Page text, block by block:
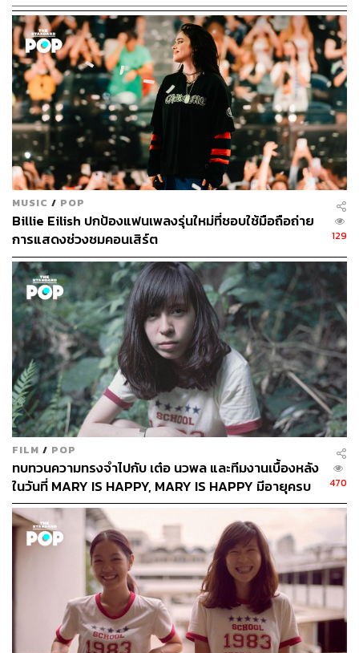
SoundCloud ที่ล่าสุดได้เพิ่มส่วนที่ชื่อว่า The Upload หรือ
เพลย์ลิสต์ที่สร้างโดยอัตโนมัติอ้างอิงจากพฤติกรรมและ
รสนิยมการฟังเพลงของผู้ใช้งาน ยิ่งเราเลือกฟังเพลงของ
ศิลปินต่างๆ ที่ชื่นชอบผ่าน SoundCloud มากเท่าไร ระบบอัล
กอริทึมก็จะประมวลผลในการออกแบบเพลย์ลิสต์ได้ตรง
รสนิยมของเรามากขึ้นเท่านั้น นี่คือการเปิดโอกาสให้ผู้ใช้งาน
รู้สึกถึงความเป็นส่วนตัวและความเป็นเจ้าของอย่างเต็มที่ ซึ่ง
ตอบโจทย์มากๆ กับผู้คนในยุค Generation Me Me Me
โทรศัพท์ของฉัน เพลงของฉัน รสนิยมของฉัน
ข้อดีของ Customized Experience ไม่ว่าจะเป็นเฟซบุ๊ก
หรือ SoundCloud ทำให้คอนเทนต์ต่างๆ นั้นเสพง่ายขึ้น
เพราะคอนเทนต์ที่เราได้เห็นหรือได้ยินนั้นได้รับการคัดสรร
สนใจ ก็เป็นเรื่องง่ายที่เราจะเสพต่อ
และแน่นอนว่าประสบการณ์ปรับแต่งล้วนไปถึงแล้วทุก
วงการ ไม่เว้นแม้แต่วงการศิลปะ
เว็บไซต์Artsy.netจากแมนฮัตตัน นิวยอร์ก ปัจจุบันมีผู้ใช้
งานกว่า 1.5 ล้านคนจากทุกแพลตฟอร์ม ก่อตั้งโดยคาร์เตอร์
คลีฟแลนด์ (Carter Cleveland) เป็นเว็บไซต์นำเสนอผลงาน
ศิลปะจากศิลปินกว่า 50,000 คนให้กับผู้ที่สนใจ ทาง Artsy จะ
เริ่มต้นด้วยการสอบถามรสนิยมในงานศิลปะ โดยระบุชื่อเรียก
แนวนิยมทางศิลปะยุคก่อนๆ พร้อมผลงานตัวอย่างให้ผู้ใช้งาน
เลือกภาพที่ชอบตามรสนิยมของตัวเอง แล้ว Artsy จะทำการ
คัดงานศิลปะที่ใกล้เคียงทั้งสไตล์ แนวนิยม และยุคทางศิลปะ
มาให้ พร้อมข้อมูลของผลงานเหล่านั้น
นอกจากงานศิลปะที่มีให้เลือกชมทุกยุคทุกสมัยทุกสไตล์
ยังมีลิสต์ของนิทรรศการศิลปะ รวมถึงงานที่จัดแสดงแกลเลอ
รีในประเทศต่างๆ ที่อาจจะตรงใจเราอยู่ด้วย ที่เด็ดคือการเปิด
ประมูลผลงานศิลปะออนไลน์ และเปิดขายผลงานของศิลปิน
ใหม่ๆ ผ่านเว็บไซต์ได้อีกทางหนึ่ง
แต่ทั้งหมดนี้ก็ไม่ใช่ประเด็นหลักของการสร้างเว็บไซต์
ศิลปะแห่งนี้ เพราะอย่างที่ทีมผู้ก่อตั้ง Artsy บอกเอาไว้ว่า
‘รสนิยมทางศิลปะจะมากจะน้อยนั้นไม่เกี่ยวกับกำลังซื้อ แต่
MUSIC / POP
Billie Eilish ปกป้องแฟนเพลงรุ่นใหม่ที่ชอบใช้มือถือถ่าย
การแสดงช่วงชมคอนเสิร์ต
129
FILM / POP
ทบทวนความทรงจำไปกับ เต๋อ นวพล และทีมงานเบื้องหลัง
ในวันที่ MARY IS HAPPY, MARY IS HAPPY มีอายุครบ
10 ปี
470